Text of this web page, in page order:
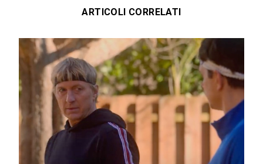
ARTICOLI CORRELATI